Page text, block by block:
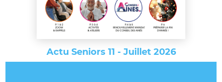
Actu Seniors 11 - Juillet 2026